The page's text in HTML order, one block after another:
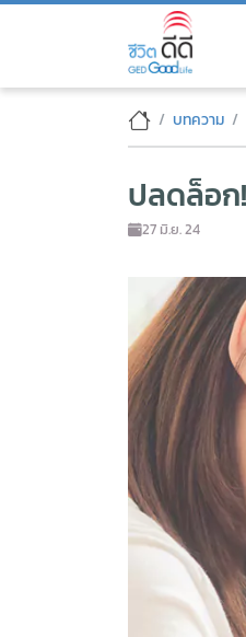
Skip
ปลดล็อก! เรื่อง
บทความ
ปลดล็อก
27 มิ.ย. 24